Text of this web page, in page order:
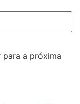
para a próxima